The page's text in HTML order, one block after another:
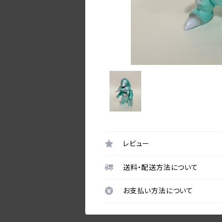
レビュー
送料・配送方法について
お支払い方法について